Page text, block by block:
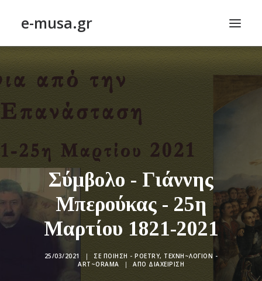
e-musa.gr
ΑΡΧΙΚΗ
ΠΕΖΟΓΡΑΦΙΑ – PROSE
ΑΠΟΔΕΛΤΙΩΣΗ
ΣΥΝΤΑΚΤΙΚΗ ΟΜΑΔΑ
ΕΠΙΚΟΙΝΩΝΙΑ
Σύμβολο - Γιάννης
Μπερούκας - 25η
Μαρτίου 1821-2021
25/03/2021 | ΣΕ ΠΟΊΗΣΗ - POETRY, ΤΕΧΝΗ~ΛΌΓΙΟΝ -
ART~ORAMA
| ΑΠΌ ΔΙΑΧΕΊΡΙΣΗ